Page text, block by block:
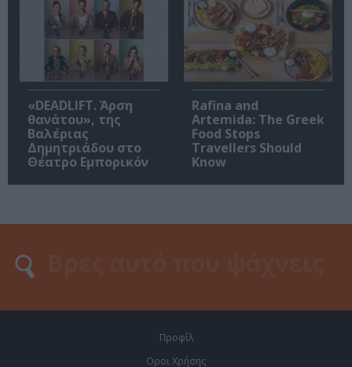
«DEADLIFT. Άρση
θανάτου», της
Βαλέριας
Δημητριάδου στο
Θέατρο Εμπορικόν
Rafina and
Artemida: The Greek
Food Stops
Travellers Should
Know
Προφίλ
Οροι Χρήσης